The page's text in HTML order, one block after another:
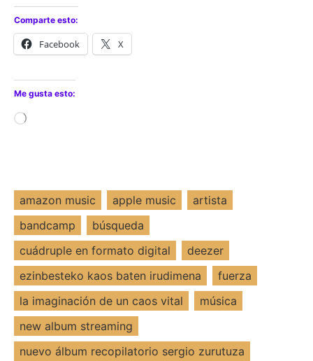
Comparte esto:
Facebook X
Me gusta esto:
Cargando...
amazon music apple music
artista
bandcamp
búsqueda
cuádruple en formato digital
deezer
ezinbesteko kaos baten irudimena
fuerza
la imaginación de un caos vital
música
new album streaming
nuevo álbum recopilatorio sergio zurutuza